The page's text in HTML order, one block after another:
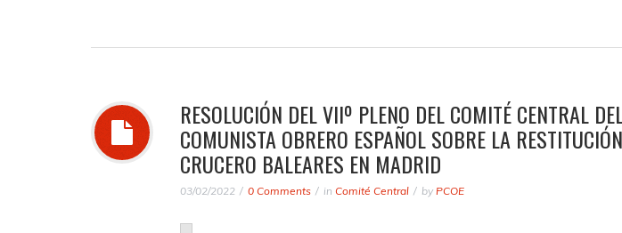
RESOLUCIÓN DEL VIIº PLENO DEL COMITÉ CENTRAL
COMUNISTA OBRERO ESPAÑOL SOBRE LA
CRUCERO BALEARES EN MADRID
03/02/2022 0 Comments in Comité Central by PCOE